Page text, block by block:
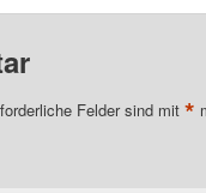
Felder sind mit *